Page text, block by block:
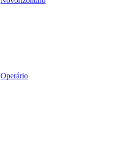
Operário